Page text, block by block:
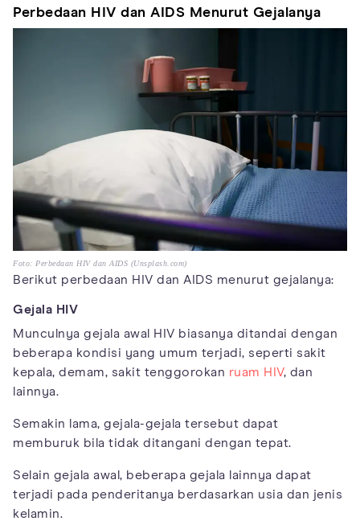
Perbedaan HIV dan AIDS Menurut Gejalanya
Foto: Perbedaan HIV dan AIDS (Unsplash.com)
Berikut perbedaan HIV dan AIDS menurut gejalanya:
Gejala HIV
Munculnya gejala awal HIV biasanya ditandai dengan
beberapa kondisi yang umum terjadi, seperti sakit
kepala, demam, sakit tenggorokan ruam HIV, dan
lainnya.
Semakin lama, gejala-gejala tersebut dapat
memburuk bila tidak ditangani dengan tepat.
Selain gejala awal, beberapa gejala lainnya dapat
terjadi pada penderitanya berdasarkan usia dan jenis
kelamin.